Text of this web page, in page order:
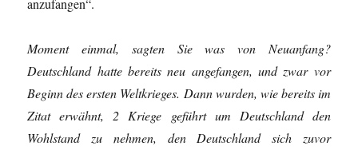
anzufangen“.
Moment einmal, sagten Sie was von Neuanfang?
Deutschland hatte bereits neu angefangen, und zwar vor
Beginn des ersten Weltkrieges. Dann wurden, wie bereits im
Zitat erwähnt, 2 Kriege geführt um Deutschland den
Wohlstand zu nehmen, den Deutschland sich zuvor